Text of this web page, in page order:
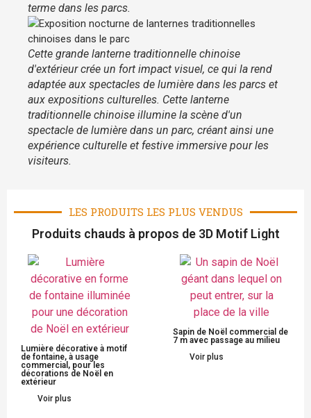
terme dans les parcs.
Cette grande lanterne traditionnelle chinoise
d'extérieur crée un fort impact visuel, ce qui la rend
adaptée aux spectacles de lumière dans les parcs et
aux expositions culturelles. Cette lanterne
traditionnelle chinoise illumine la scène d'un
spectacle de lumière dans un parc, créant ainsi une
expérience culturelle et festive immersive pour les
visiteurs.
LES PRODUITS LES PLUS VENDUS
Produits chauds à propos de 3D Motif Light
Lumière décorative à motif
de fontaine, à usage
commercial, pour les
décorations de Noël en
extérieur
Voir plus
Sapin de Noël commercial de
7 m avec passage au milieu
Voir plus